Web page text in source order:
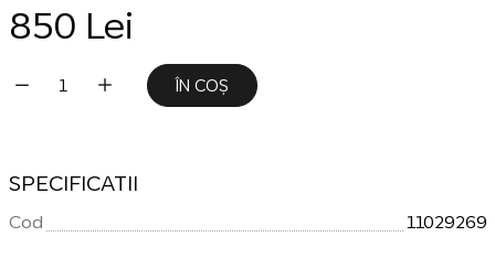
850 Lei
ÎN COȘ
SPECIFICATII
Cod 11029269